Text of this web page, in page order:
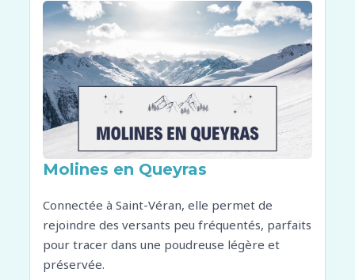
Molines en Queyras
Connectée à Saint-Véran, elle permet de
rejoindre des versants peu fréquentés, parfaits
pour tracer dans une poudreuse légère et
préservée.